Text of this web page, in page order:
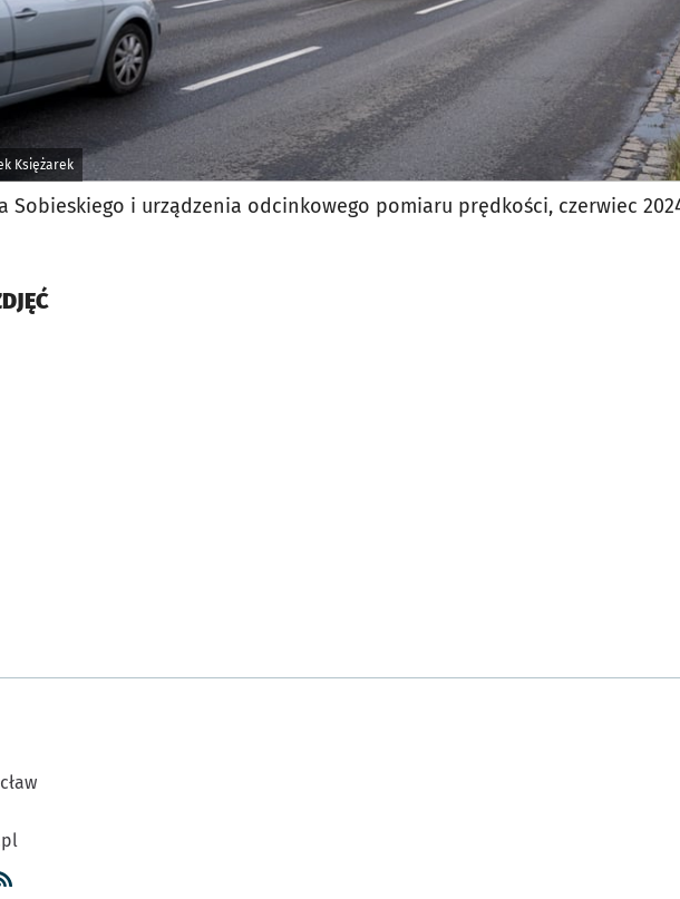
Księżarek
Sobieskiego i urządzenia odcinkowego pomiaru prędkości, czerwiec